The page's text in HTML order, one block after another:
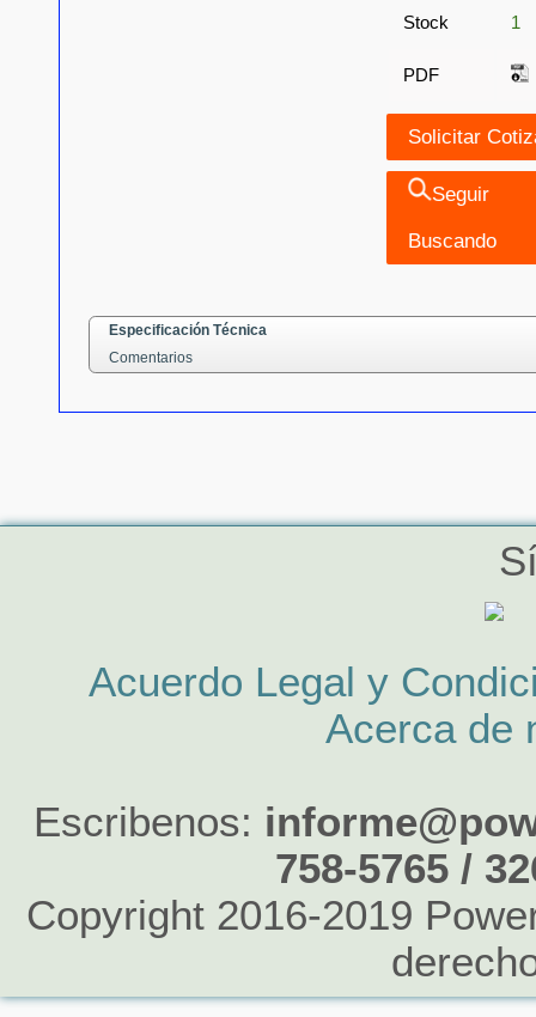
Stock 1
PDF
Seguir
Buscando
Especificación Técnica
Comentarios
Acuerdo Legal y
Acerca de
Escribenos:
758-5765 /
Copyright 2016-2019